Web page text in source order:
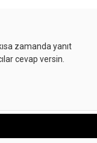
zamanda yanıt
cevap versin.